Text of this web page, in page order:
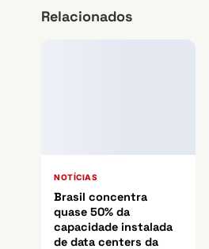
Relacionados
NOTÍCIAS
Brasil concentra
quase 50% da
capacidade instalada
de data centers da